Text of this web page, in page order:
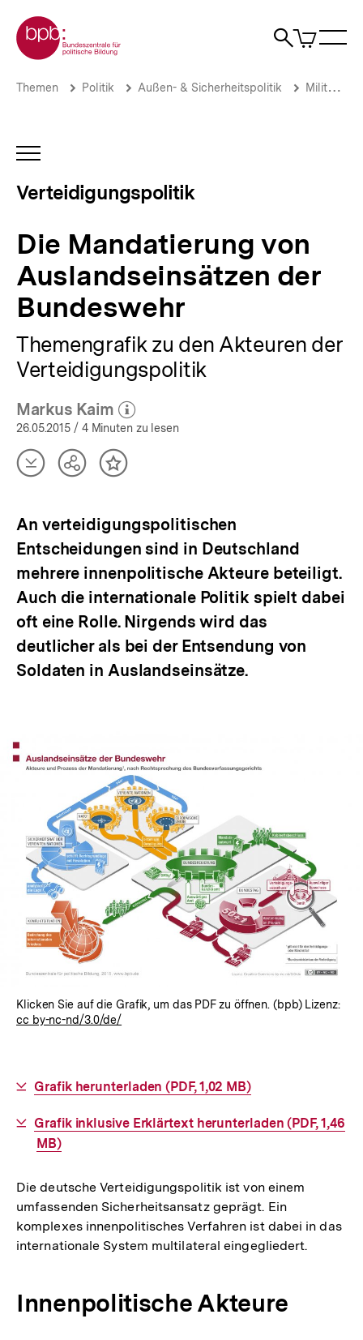
zum
Seiteninhalt
springen
Zur Startseite der bpb
Suche
Artikel
im
Die
der
Bundeswehr
Deutsche
bpb.de
Brotkrümelnavigation
Pfadnavigation
Themen Politik Außen- & Sicherheitspolitik Militär & Rüstung
INHALTSNAVIGATION
Verteidigungspolitik
Die Mandatierung von
Auslandseinsätzen der
Bundeswehr
Themengrafik zu den Akteuren der
Verteidigungspolitik
Markus Kaim
(Mehr zum Autor)
öffnen
26.05.2015 / 4 Minuten zu lesen
Artikel
herunterladen
TeilenInhalt
An verteidigungspolitischen
Entscheidungen sind in Deutschland
mehrere innenpolitische Akteure beteiligt.
Auch die internationale Politik spielt dabei
oft eine Rolle. Nirgends wird das
deutlicher als bei der Entsendung von
Soldaten in Auslandseinsätze.
Klicken Sie auf die Grafik, um das PDF zu öffnen. (bpb) Lizenz:
cc by-nc-nd/3.0/de/
Interner
Grafik herunterladen (PDF, 1,02 MB)
Interner
Link:
Grafik inklusive Erklärtext herunterladen (PDF, 1,46
MB)
Die deutsche Verteidigungspolitik ist von einem
umfassenden Sicherheitsansatz geprägt. Ein
komplexes innenpolitisches Verfahren ist dabei in das
internationale System multilateral eingegliedert.
Innenpolitische Akteure